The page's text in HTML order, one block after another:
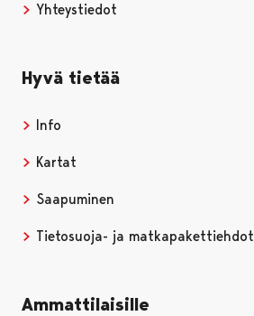
Yhteystiedot
Hyvä tietää
Info
Kartat
Saapuminen
Tietosuoja- ja matkapakettiehdot
Ammattilaisille